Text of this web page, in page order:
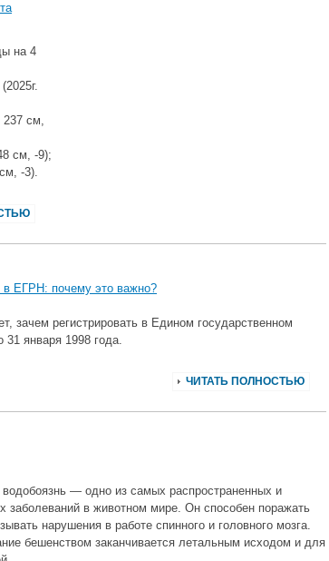
на 4
237 см,
см, -9);
-3).
в ЕГРН: почему это важно?
зачем регистрировать в Едином государственном
января 1998 года.
ЧИТАТЬ ПОЛНОСТЬЮ
— одно из самых распространенных и
заболеваний в животном мире. Он способен поражать
нарушения в работе спинного и головного мозга.
бешенством заканчивается летальным исходом и для